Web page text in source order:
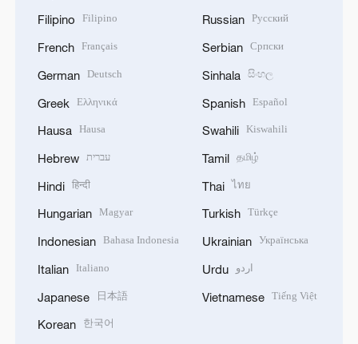
Filipino Filipino
French Français
German Deutsch
Greek Ελληνικά
Hausa Hausa
Hebrew עברית
Hindi हिन्दी
Hungarian Magyar
Indonesian Bahasa Indonesia
Italian Italiano
Japanese 日本語
Korean 한국어
Russian Русский
Serbian Српски
Sinhala සිංහල
Spanish Español
Swahili Kiswahili
Tamil தமிழ்
Thai ไทย
Turkish Türkçe
Ukrainian Українська
Urdu اردو
Vietnamese Tiếng Việt